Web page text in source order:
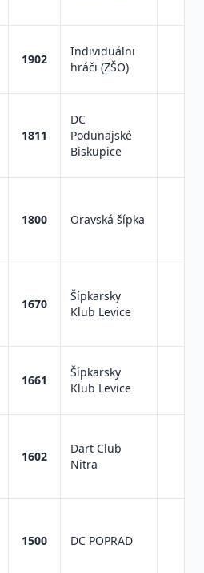
1902
Individuálni
hráči (ZŠO)
1811
DC
Podunajské
Biskupice
1800 Oravská šípka
1670
Šípkarsky
Klub Levice
1661
Šípkarsky
Klub Levice
1602
Dart Club
Nitra
1500 DC POPRAD